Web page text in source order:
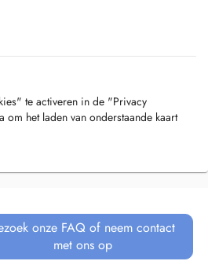
te activeren in de "Privacy
om het laden van onderstaande kaart
onze FAQ of neem contact
met ons op